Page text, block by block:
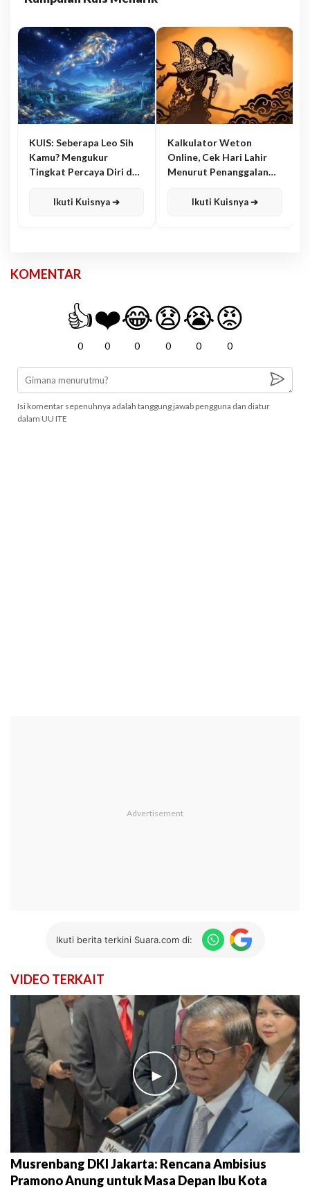
KUIS: Seberapa Leo Sih
Kamu? Mengukur
Tingkat Percaya Diri dan
Ikuti Kuisnya ➔
Kalkulator Weton
Online, Cek Hari Lahir
Menurut Penanggalan
Ikuti Kuisnya ➔
KOMENTAR
👍
0
❤️
0
😂
0
😧
0
😭
0
😡
0
Isi komentar sepenuhnya adalah tanggung jawab pengguna dan diatur
dalam UU ITE
Ikuti berita terkini Suara.com di:
VIDEO TERKAIT
►
Musrenbang DKI Jakarta: Rencana Ambisius
Pramono Anung untuk Masa Depan Ibu Kota